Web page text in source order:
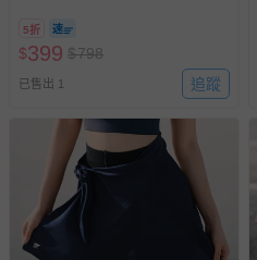
5折
$399 $798
已售出 1 追蹤